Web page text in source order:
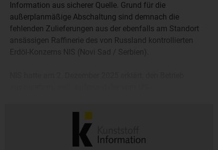
Information aus sicherer Quelle. Grund für die
außerplanmäßige Abschaltung sind demnach die
fehlenden Zulieferungen aus der ebenfalls am Standort
ansässigen Raffinerie des von Russland kontrollierten
Erdöl-Konzerns NIS (Novi Sad / Serbien).
Verarbeitung“ zur Verfügung stehe.